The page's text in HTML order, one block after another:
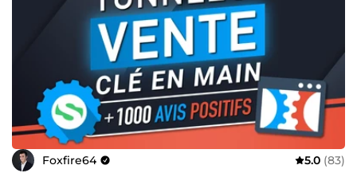
Foxfire64 5.0 (83)